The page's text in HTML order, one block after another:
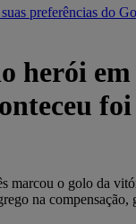
preferências do
herói em
marcou o golo da
na compensação,